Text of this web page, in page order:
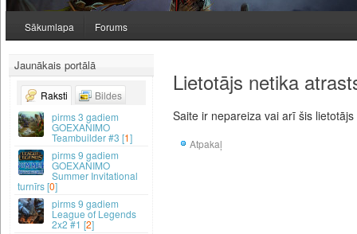
Sākumlapa Forums
Lietotājs netika
Saite ir nepareiza vai arī šis
Atpakaļ
Jaunākais portālā
Raksti
Bildes
3 gadiem
GOEXANIMO
Teambuilder #3 [1]
9 gadiem
GOEXANIMO
Summer Invitational
turnīrs [0]
9 gadiem
League of Legends
2x2 #1 [2]